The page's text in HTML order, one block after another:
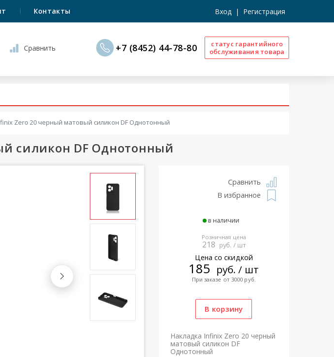
Контакты Вход | Регистрация
Сравнить +7 (8452) 44-78-80
статус гарантийного
обслуживания товара
Zero 20 черный матовый силикон DF Однотонный
силикон DF Однотонный
Сравнить
В избранное
в наличии
Розничная цена
218 руб. / шт
Цена со скидкой
185 руб. / шт
При заказе от 3000 руб.
Накладка Infinix Zero 20 черный
матовый силикон DF
Однотонный